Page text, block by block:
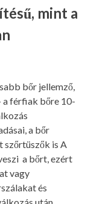
mint a
bőr jellemző,
a férfiak bőre 10-
a bőr
szőrtüszők is A
a bőrt, ezért
vagy
és